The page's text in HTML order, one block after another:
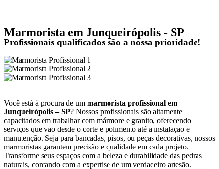
Marmorista em Junqueirópolis - SP
Profissionais qualificados são a nossa prioridade!
Você está à procura de um marmorista profissional em
Junqueirópolis – SP? Nossos profissionais são altamente
capacitados em trabalhar com mármore e granito, oferecendo
serviços que vão desde o corte e polimento até a instalação e
manutenção. Seja para bancadas, pisos, ou peças decorativas, nossos
marmoristas garantem precisão e qualidade em cada projeto.
Transforme seus espaços com a beleza e durabilidade das pedras
naturais, contando com a expertise de um verdadeiro artesão.